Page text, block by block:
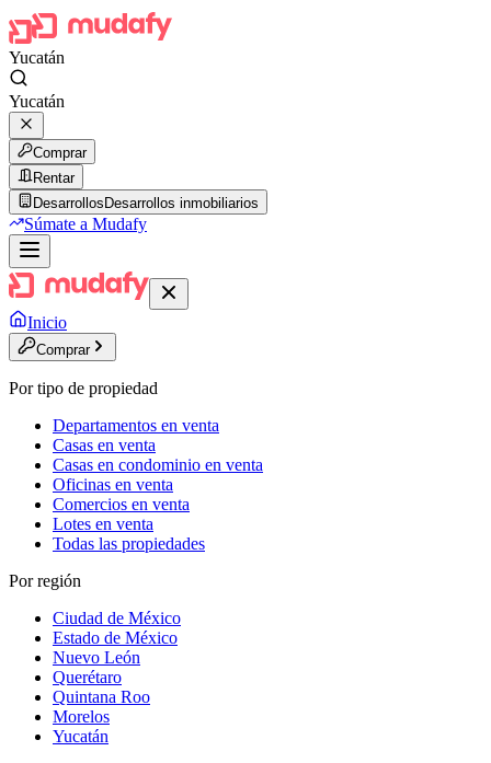
Yucatán
Yucatán
Comprar
Rentar
Desarrollos Desarrollos inmobiliarios
Súmate a Mudafy
Inicio
Comprar
Por tipo de propiedad
Departamentos en venta
Casas en venta
Casas en condominio en venta
Oficinas en venta
Comercios en venta
Lotes en venta
Todas las propiedades
Por región
Ciudad de México
Estado de México
Nuevo León
Querétaro
Quintana Roo
Morelos
Yucatán